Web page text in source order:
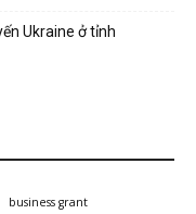
Ukraine ở tỉnh
business grant